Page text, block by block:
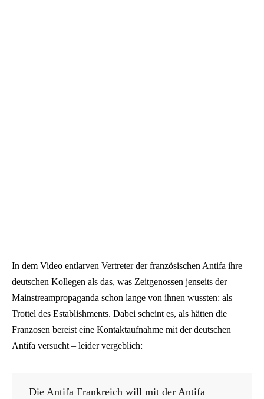
In dem Video entlarven Vertreter der französischen Antifa ihre
deutschen Kollegen als das, was Zeitgenossen jenseits der
Mainstreampropaganda schon lange von ihnen wussten: als
Trottel des Establishments. Dabei scheint es, als hätten die
Franzosen bereist eine Kontaktaufnahme mit der deutschen
Antifa versucht – leider vergeblich:
Die Antifa Frankreich will mit der Antifa